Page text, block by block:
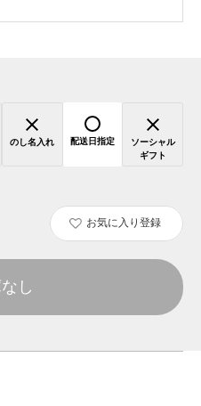
のし名入れ 配送日指定
ソーシャル
ギフト
お気に入り登録
し